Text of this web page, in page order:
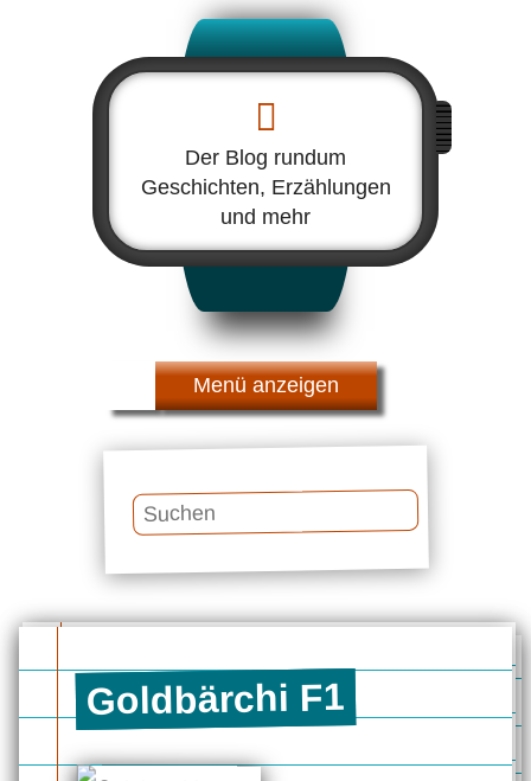
Der Blog rundum
Geschichten, Erzählungen
und mehr
Menü
Goldbärchi F1